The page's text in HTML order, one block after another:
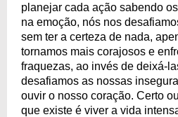
planejar cada ação sabendo
na emoção, nós nos
sem ter a certeza de nada,
tornamos mais corajosos e
fraquezas, ao invés de deixá-
desafiamos as nossas
ouvir o nosso coração. Certo
que existe é viver a vida